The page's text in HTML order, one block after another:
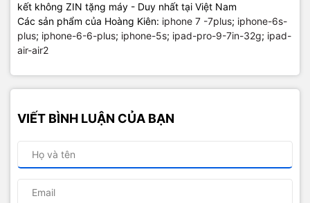
kết không ZIN tặng máy - Duy nhất tại Việt Nam
Các sản phẩm của Hoàng Kiên: iphone 7 -7plus; iphone-6s-
plus; iphone-6-6-plus; iphone-5s; ipad-pro-9-7in-32g; ipad-
air-air2
VIẾT BÌNH LUẬN CỦA BẠN